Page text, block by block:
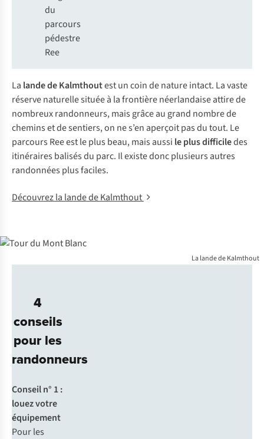
du
parcours
pédestre
Ree
La lande de Kalmthoutest un coin de nature intact. La vaste
réserve naturelle située à la frontière néerlandaise attire de
nombreux randonneurs, mais grâce au grand nombre de
chemins et de sentiers, on ne s’en aperçoit pas du tout. Le
parcours Ree est le plus beau, mais aussi le plus difficiledes
itinéraires balisés du parc. Il existe donc plusieurs autres
randonnées plus faciles.
Découvrez la lande de Kalmthout
La lande de Kalmthout
4
conseils
pour les
randonneurs
Conseil n° 1 :
louez votre
équipement
Pour les